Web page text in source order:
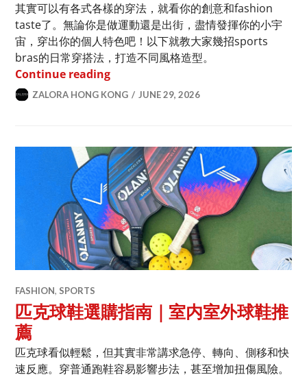
其實可以有各式各樣的穿法，就看你的創意和fashion
taste了。無論你是做運動還是出街，盡情發揮你的小宇
宙，穿出你的個人特色吧！以下就教大家幾招sports
bras的日常穿搭法，打造不同風格造型。
Continue readingSports Bra穿搭指南｜運動內衣4種日常
ZALORA HONG KONG JUNE 29, 2026
FASHION, SPORTS
匹克球鞋選購指南｜室内室外球鞋推
薦
匹克球看似輕鬆，但其實非常講求急停、轉向、側移和快
速反應。穿普通跑鞋容易影響步法，甚至增加扭傷風險。